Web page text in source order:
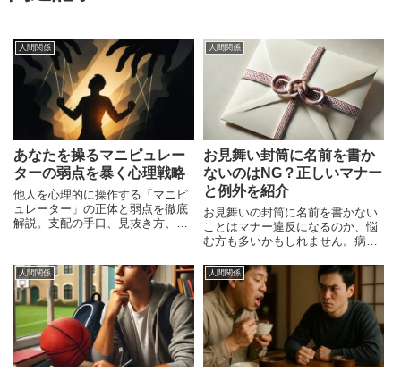
人間関係
あなたを操るマニピュレー
ターの弱点を暴く心理戦略
他人を心理的に操作する「マニピ
ュレーター」の正体と弱点を徹底
解説。支配の手口、見抜き方、心
人間関係
お見舞い封筒に名前を書か
ないのはNG？正しいマナー
と例外を紹介
お見舞いの封筒に名前を書かない
ことはマナー違反になるのか、悩
む方も多いかもしれません。病気
って、お見舞いの品やお金を渡す
際に、封筒の書き方は重要なポイ
ントです。しかし、名前を書かな
いという選択が適切な場面がある
人間関係 人間関係